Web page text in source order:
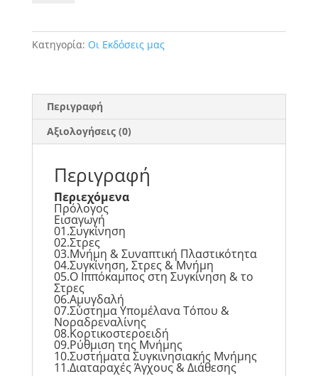
Κατηγορία: Οι Εκδόσεις μας
Περιγραφή
Αξιολογήσεις (0)
Περιγραφή
Περιεχόμενα
Πρόλογος
Εισαγωγή
01.Συγκίνηση
02.Στρες
03.Μνήμη & Συναπτική Πλαστικότητα
04.Συγκίνηση, Στρες & Μνήμη
05.Ο Ιππόκαμπος στη Συγκίνηση & το
Στρες
06.Αμυγδαλή
07.Σύστημα Υπομέλανα Τόπου &
Νοραδρεναλίνης
08.Κορτικοστεροειδή
09.Ρύθμιση της Μνήμης
10.Συστήματα Συγκινησιακής Μνήμης
11.Διαταραχές Άγχους & Διάθεσης